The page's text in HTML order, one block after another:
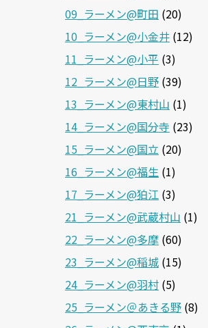
09_ラーメン@町田 (20)
10_ラーメン@小金井 (12)
11_ラーメン@小平 (3)
12_ラーメン@日野 (39)
13_ラーメン@東村山 (1)
14_ラーメン@国分寺 (23)
15_ラーメン@国立 (20)
16_ラーメン@福生 (1)
17_ラーメン@狛江 (3)
21_ラーメン@武蔵村山 (1)
22_ラーメン@多摩 (60)
23_ラーメン@稲城 (15)
24_ラーメン@羽村 (5)
25_ラーメン＠あきる野 (8)